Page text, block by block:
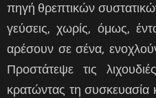
πηγή θρεπτικών
γεύσεις, χωρίς, όμως,
αρέσουν σε σένα,
Προστάτεψε τις
κρατώντας τη συσκευασία